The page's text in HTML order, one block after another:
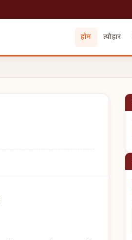
होम त्यौहार